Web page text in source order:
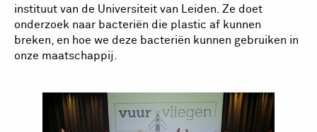
instituut van de Universiteit van Leiden. Ze doet
onderzoek naar bacteriën die plastic af kunnen
breken, en hoe we deze bacteriën kunnen gebruiken in
onze maatschappij.